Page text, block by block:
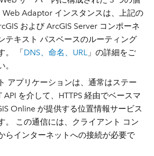
Web Adaptor インスタンスは、上記の
および ArcGIS Server コンポーネ
テキスト パスベースのルーティング
。 「DNS、命名、URL 」の詳細をご
。
アプリケーションは、通常はステー
API を介して、HTTPS 経由でベースマ
Online が提供する位置情報サービス
。 この通信には、クライアント コン
らインターネットへの接続が必要で